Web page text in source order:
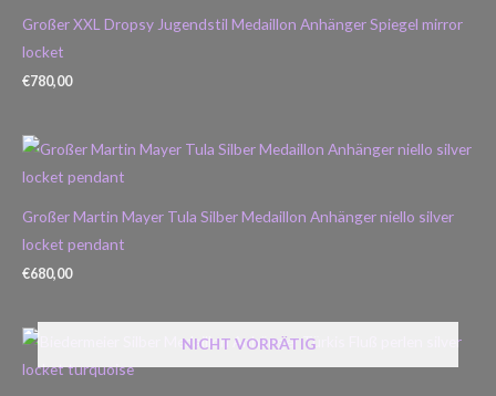
Großer XXL Dropsy Jugendstil Medaillon Anhänger Spiegel mirror
locket
€780,00
Großer Martin Mayer Tula Silber Medaillon Anhänger niello silver
locket pendant
€680,00
NICHT VORRÄTIG